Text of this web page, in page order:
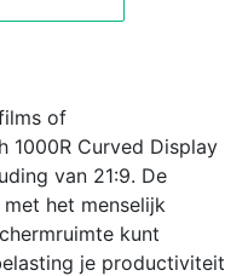
of
1000R Curved Display
van 21:9. De
het menselijk
kunt
je productiviteit